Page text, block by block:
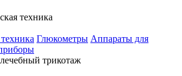
техника
Глюкометры Аппараты для
трикотаж